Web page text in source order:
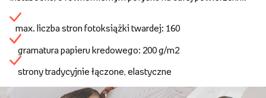
max. liczba stron fotoksiążki twardej: 160
gramatura papieru kredowego: 200 g/m2
strony tradycyjnie łączone, elastyczne